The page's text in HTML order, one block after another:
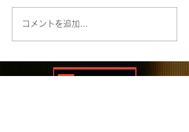
コメントを追加…